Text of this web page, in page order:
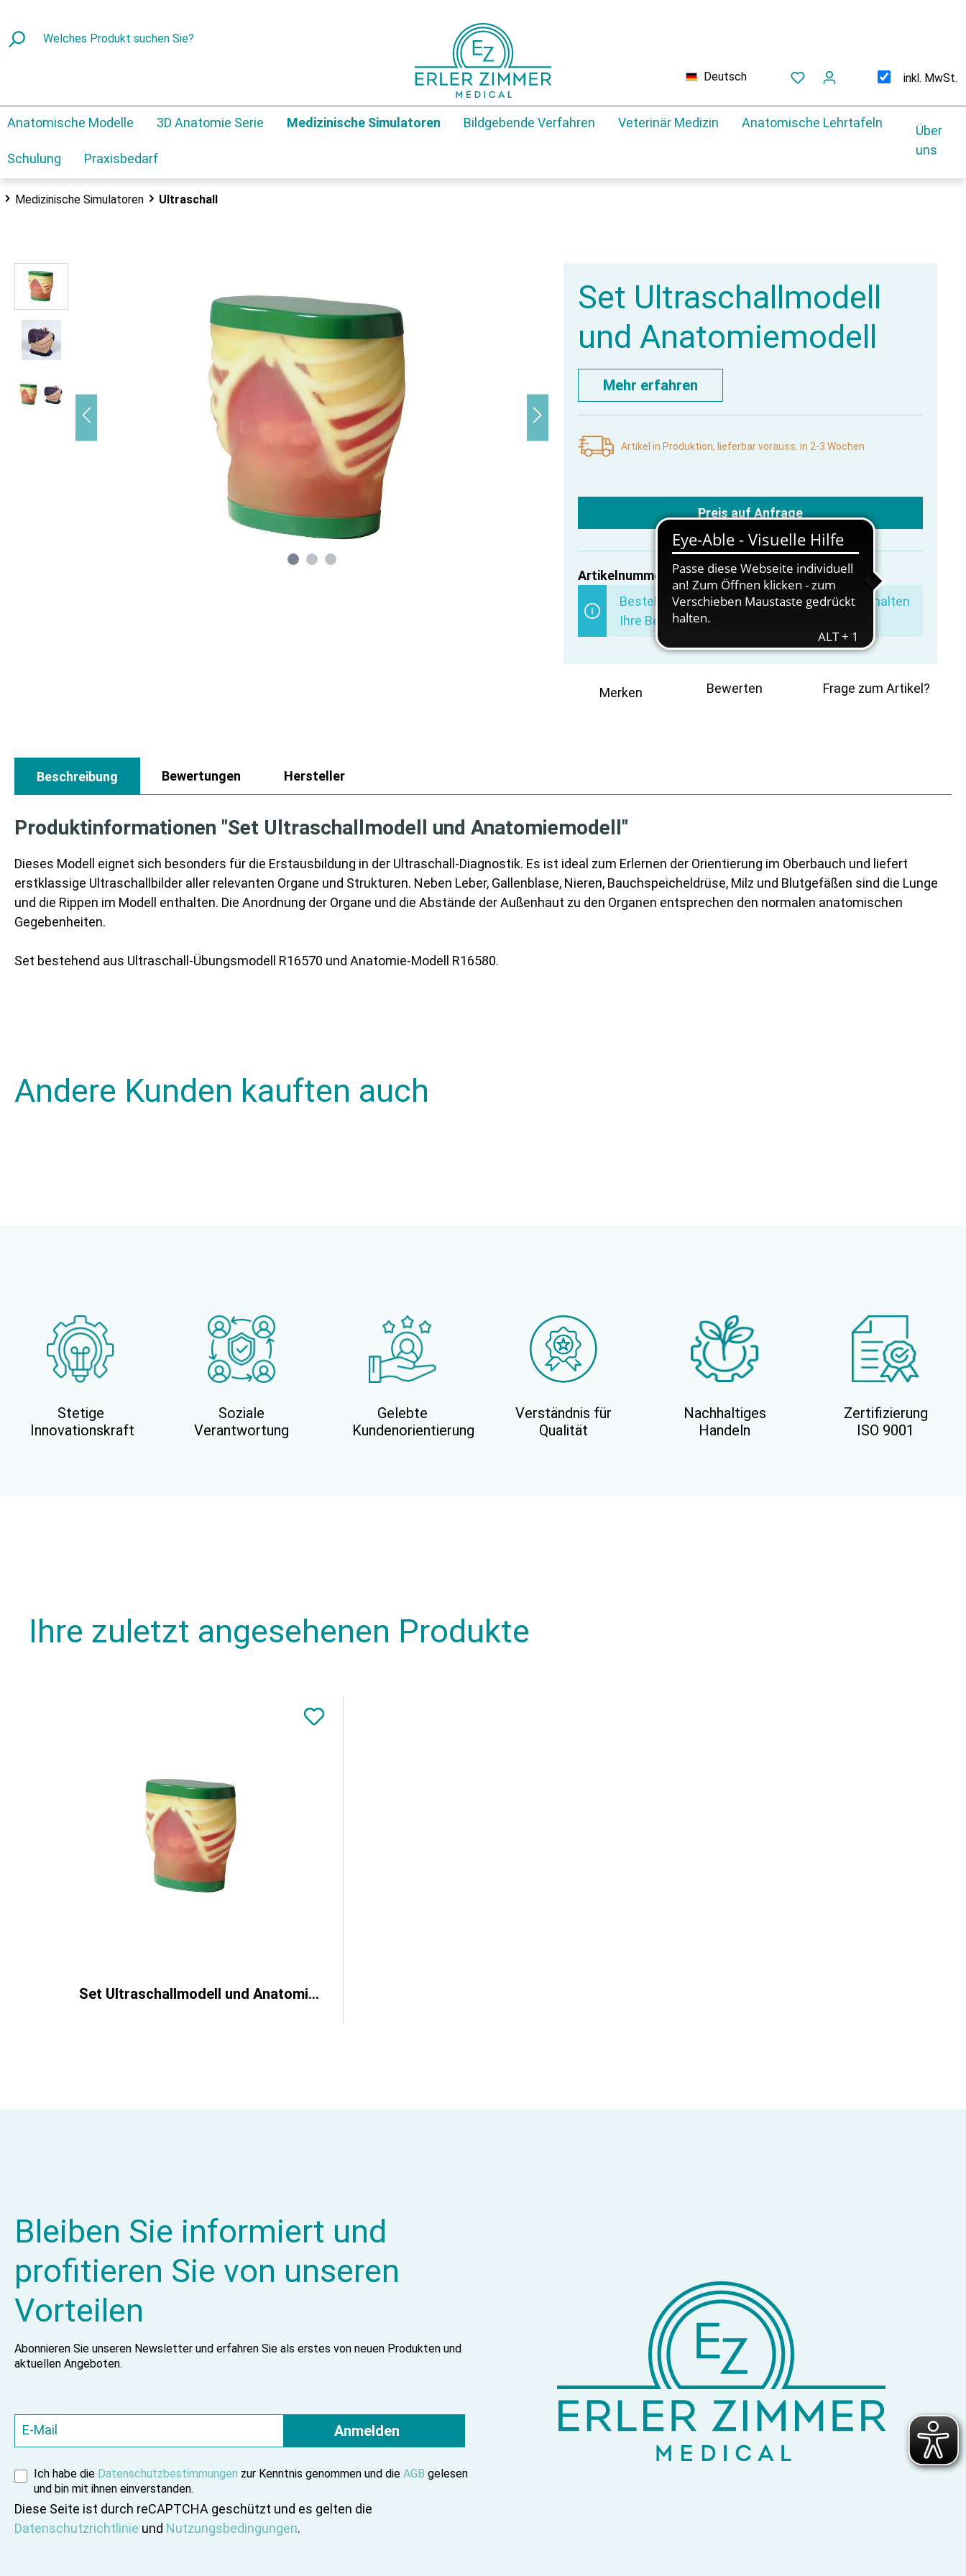
Deutsch inkl. MwSt.
Anatomische Modelle 3D Anatomie Serie Medizinische Simulatoren Bildgebende Verfahren Veterinär Medizin Anatomische Lehrtafeln
Schulung Praxisbedarf
Über
uns
Medizinische Simulatoren Ultraschall
Set Ultraschallmodell
und Anatomiemodell
Mehr erfahren
Artikel in Produktion, lieferbar vorauss. in 2-3 Wochen
Preis auf Anfrage
Artikelnummer:
R16570-1
Bestellen Sie für weitere200,00 €und Sie erhalten
Ihre Bestellung versandkostenfrei.
Merken Bewerten Frage zum Artikel?
Beschreibung Bewertungen Hersteller
Produktinformationen "Set Ultraschallmodell und Anatomiemodell"
Dieses Modell eignet sich besonders für die Erstausbildung in der Ultraschall-Diagnostik. Es ist ideal zum Erlernen der Orientierung im Oberbauch und liefert
erstklassige Ultraschallbilder aller relevanten Organe und Strukturen. Neben Leber, Gallenblase, Nieren, Bauchspeicheldrüse, Milz und Blutgefäßen sind die Lunge
und die Rippen im Modell enthalten. Die Anordnung der Organe und die Abstände der Außenhaut zu den Organen entsprechen den normalen anatomischen
Gegebenheiten.
Set bestehend aus Ultraschall-Übungsmodell R16570 und Anatomie-Modell R16580.
Andere Kunden kauften auch
Stetige
Innovationskraft
Soziale
Verantwortung
Gelebte
Kundenorientierung
Verständnis für
Qualität
Nachhaltiges
Handeln
Zertifizierung
ISO 9001
Ihre zuletzt angesehenen Produkte
Set Ultraschallmodell und Anatomiemodell
Bleiben Sie informiert und
profitieren Sie von unseren
Vorteilen
Abonnieren Sie unseren Newsletter und erfahren Sie als erstes von neuen Produkten und
aktuellen Angeboten.
Anmelden
Ich habe die Datenschutzbestimmungen zur Kenntnis genommen und die AGB gelesen
und bin mit ihnen einverstanden.
Diese Seite ist durch reCAPTCHA geschützt und es gelten die
Datenschutzrichtlinie und Nutzungsbedingungen.